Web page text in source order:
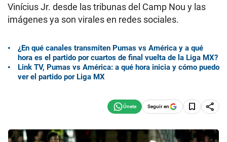
Vinícius Jr. desde las tribunas del Camp Nou y las
imágenes ya son virales en redes sociales.
¿En qué canales transmiten Pumas vs América y a qué
hora es el partido por cuartos de final vuelta de la Liga MX?
Link TV, Pumas vs América: a qué hora inicia y cómo puedo
ver el partido por Liga MX
Seguir en